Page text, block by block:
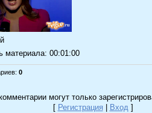
материала: 00:01:00
: 0
могут только
[ Регистрация Вход]